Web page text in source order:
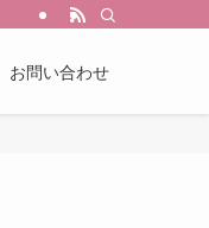
お問い合わせ